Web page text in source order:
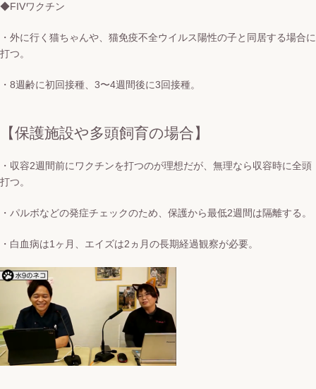
◆FIVワクチン
・外に行く猫ちゃんや、猫免疫不全ウイルス陽性の子と同居する場合に
打つ。
・8週齢に初回接種、3〜4週間後に3回接種。
【保護施設や多頭飼育の場合】
・収容2週間前にワクチンを打つのが理想だが、無理なら収容時に全頭
打つ。
・パルボなどの発症チェックのため、保護から最低2週間は隔離する。
・白血病は1ヶ月、エイズは2ヵ月の長期経過観察が必要。